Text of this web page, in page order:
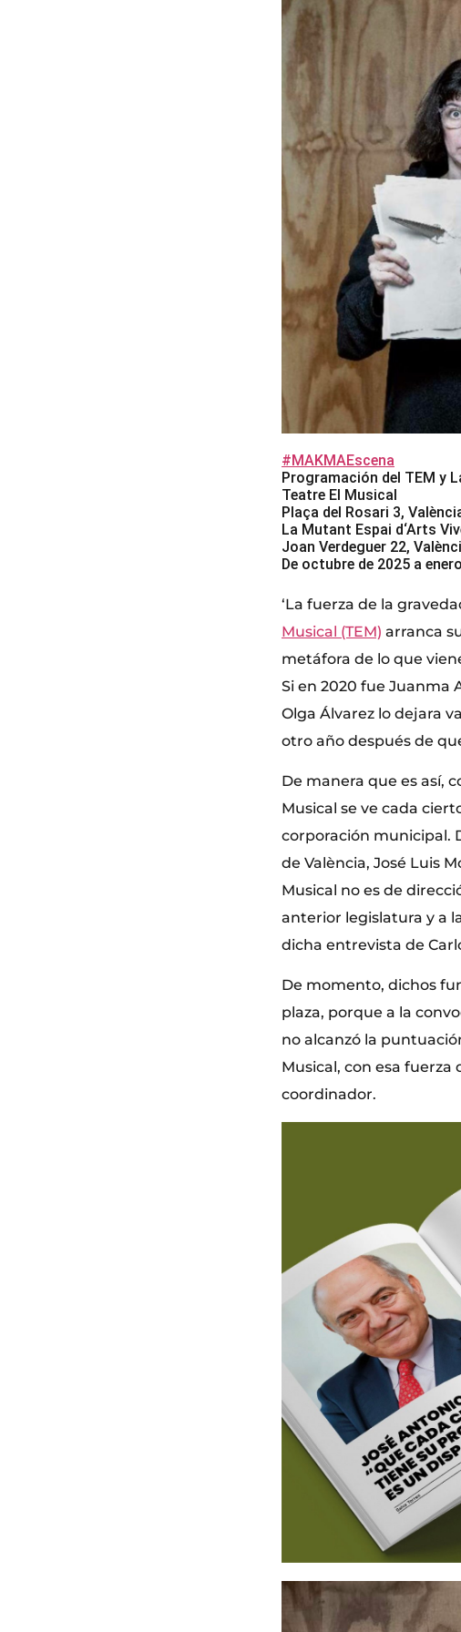
#MAKMAEscena
Programación del TEM y
Teatre El Musical
Plaça del Rosari 3,
La Mutant Espai d‘Arts
Joan Verdeguer 22,
De octubre de 2025 a
‘La fuerza de la
Musical (TEM) arranca
metáfora de lo que
Si en 2020 fue Juanma
Olga Álvarez lo dejara
otro año después de
De manera que es así,
Musical se ve cada
corporación municipal.
de València, José Luis
Musical no es de
anterior legislatura y a
dicha entrevista de
De momento, dichos
plaza, porque a la
no alcanzó la
Musical, con esa
coordinador.